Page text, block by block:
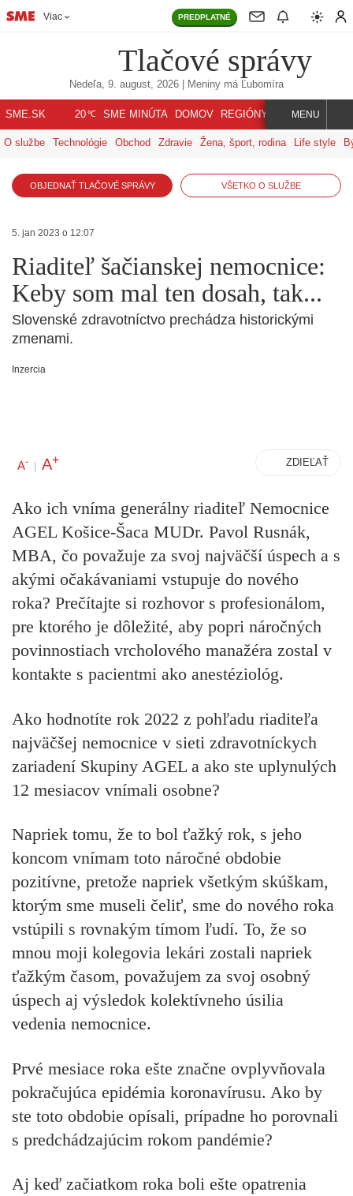
Viac PREDPLATNÉ
Tlačové správy
Nedeľa, 9. august, 2026 | Meniny má Ľubomíra
SME.SK 20℃ SME MINÚTA DOMOV REGIÓNY INDEX SVET
MENU
O službe Technológie Obchod Zdravie Žena, šport, rodina Life style
OBJEDNAŤ TLAČOVÉ SPRÁVY VŠETKO O SLUŽBE
5. jan 2023 o 12:07
Riaditeľ šačianskej nemocnice:
Keby som mal ten dosah, tak...
Slovenské zdravotníctvo prechádza historickými
zmenami.
Inzercia
A- | A+ ZDIEĽAŤ
Ako ich vníma generálny riaditeľ Nemocnice
AGEL Košice-Šaca MUDr. Pavol Rusnák,
MBA, čo považuje za svoj najväčší úspech a s
akými očakávaniami vstupuje do nového
roka? Prečítajte si rozhovor s profesionálom,
pre ktorého je dôležité, aby popri náročných
povinnostiach vrcholového manažéra zostal v
kontakte s pacientmi ako anestéziológ.
Ako hodnotíte rok 2022 z pohľadu riaditeľa
najväčšej nemocnice v sieti zdravotníckych
zariadení Skupiny AGEL a ako ste uplynulých
12 mesiacov vnímali osobne?
Napriek tomu, že to bol ťažký rok, s jeho
koncom vnímam toto náročné obdobie
pozitívne, pretože napriek všetkým skúškam,
ktorým sme museli čeliť, sme do nového roka
vstúpili s rovnakým tímom ľudí. To, že so
mnou moji kolegovia lekári zostali napriek
ťažkým časom, považujem za svoj osobný
úspech aj výsledok kolektívneho úsilia
vedenia nemocnice.
Prvé mesiace roka ešte značne ovplyvňovala
pokračujúca epidémia koronavírusu. Ako by
ste toto obdobie opísali, prípadne ho porovnali
s predchádzajúcim rokom pandémie?
Aj keď začiatkom roka boli ešte opatrenia